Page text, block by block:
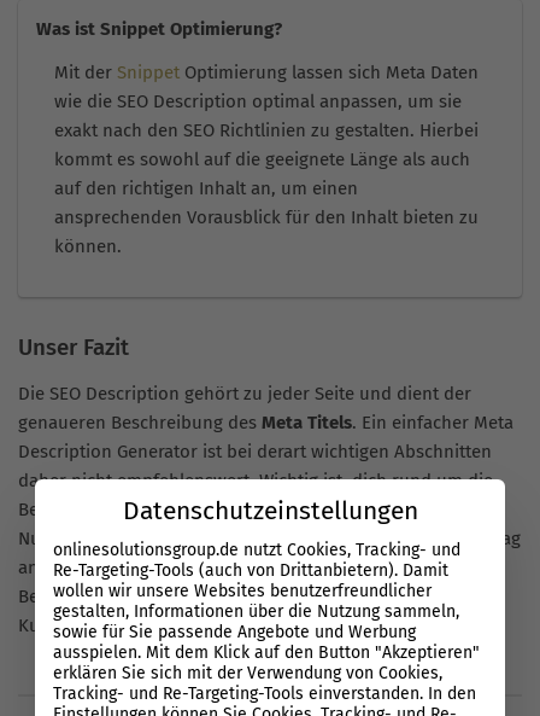
Was ist Snippet Optimierung?
Mit der Snippet Optimierung lassen sich Meta Daten
wie die SEO Description optimal anpassen, um sie
exakt nach den SEO Richtlinien zu gestalten. Hierbei
kommt es sowohl auf die geeignete Länge als auch
auf den richtigen Inhalt an, um einen
ansprechenden Vorausblick für den Inhalt bieten zu
können.
Unser Fazit
Die SEO Description gehört zu jeder Seite und dient der
genaueren Beschreibung des Meta Titels. Ein einfacher Meta
Description Generator ist bei derart wichtigen Abschnitten
daher nicht empfehlenswert. Wichtig ist, dich rund um die
Beschreibung stets als der Experte zu etablieren, den die
Nutzer durch ihre Suchanfrage benötigen. Liefert dein Beitrag
anschließend die gewünschte Lösung, die zur Intention der
Besucher passt, steht einer aktiven und gelungenen
Kundengewinnung nichts im Weg.
Datenschutzeinstellungen
onlinesolutionsgroup.de nutzt Cookies, Tracking- und
Re-Targeting-Tools (auch von Drittanbietern). Damit
wollen wir unsere Websites benutzerfreundlicher
gestalten, Informationen über die Nutzung sammeln,
sowie für Sie passende Angebote und Werbung
ausspielen. Mit dem Klick auf den Button "Akzeptieren"
erklären Sie sich mit der Verwendung von Cookies,
Tracking- und Re-Targeting-Tools einverstanden. In den